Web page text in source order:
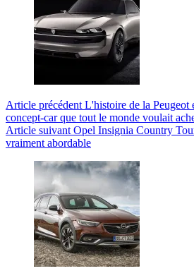
Article précédent L'histoire de la Peugeot
concept-car que tout le monde voulait
Article suivant Opel Insignia Country
vraiment abordable